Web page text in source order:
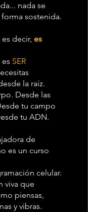
nada se
sostenida.
decir, es
SER
la raíz.
Desde las
tu campo
tu ADN.
de
es un curso
celular.
viva que
piensas,
y vibras.